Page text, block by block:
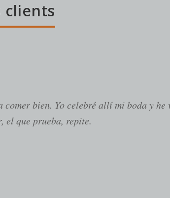
clients
bien. Yo celebré allí mi boda y he
el que prueba, repite.